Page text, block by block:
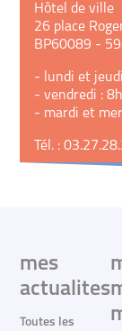
Hôtel de ville
26 place
BP60089 -
- lundi et
- vendredi :
- mardi et
Tél. :
mes
actualites
Toutes les